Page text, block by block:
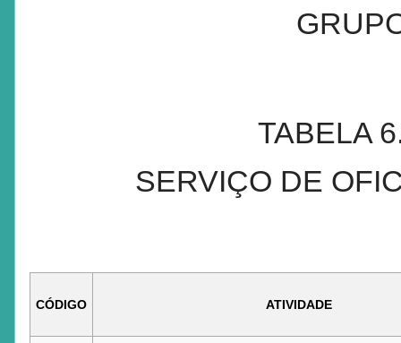
TABELA
SERVIÇO DE
CÓDIGO ATIVIDADE